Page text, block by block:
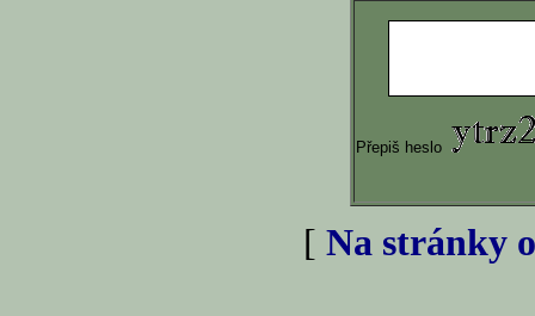
Přepiš heslo
[ Na stránky